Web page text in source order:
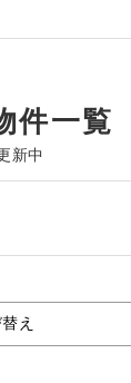
件一覧
新中